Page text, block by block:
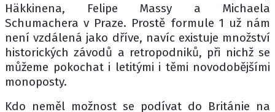
Häkkinena, Felipe Massy a Michaela
Schumachera v Praze. Prostě formule 1 už nám
není vzdálená jako dříve, navíc existuje množství
historických závodů a retropodniků, při nichž se
můžeme pokochat i letitými i těmi novodobějšími
monoposty.
Kdo neměl možnost se podívat do Británie na